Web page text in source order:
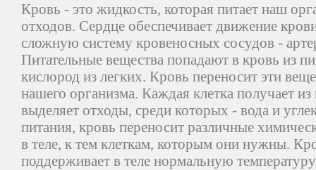
Кровь - это жидкость, которая питает наш
отходов. Сердце обеспечивает движение
сложную систему кровеносных сосудов -
Питательные вещества попадают в кровь из
кислород из легких. Кровь переносит эти
нашего организма. Каждая клетка получает
выделяет отходы, среди которых - вода и
питания, кровь переносит различные
в теле, к тем клеткам, которым они нужны.
поддерживает в теле нормальную